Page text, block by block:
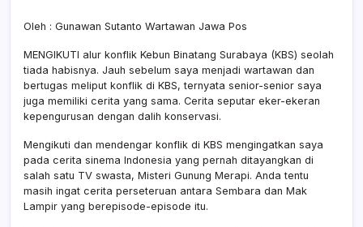
Oleh : Gunawan Sutanto Wartawan Jawa Pos
MENGIKUTI alur konflik Kebun Binatang Surabaya (KBS) seolah
tiada habisnya. Jauh sebelum saya menjadi wartawan dan
bertugas meliput konflik di KBS, ternyata senior-senior saya
juga memiliki cerita yang sama. Cerita seputar eker-ekeran
kepengurusan dengan dalih konservasi.
Mengikuti dan mendengar konflik di KBS mengingatkan saya
pada cerita sinema Indonesia yang pernah ditayangkan di
salah satu TV swasta, Misteri Gunung Merapi. Anda tentu
masih ingat cerita perseteruan antara Sembara dan Mak
Lampir yang berepisode-episode itu.